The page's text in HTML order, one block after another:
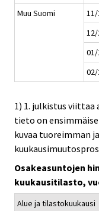
Muu Suomi
01/
02/
1) 1. julkistus viittaa
tieto on
kuvaa tuoreimman
Osakeasuntojen
kuukausitilasto,
Alue ja tilastokuukausi